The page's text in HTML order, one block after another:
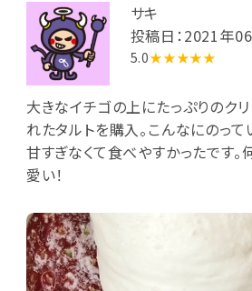
サキ
投稿日：2021年
5.0★★★★★
大きなイチゴの上にたっぷりのク
れたタルトを購入。こんなにのって
甘すぎなくて食べやすかったです
愛い！